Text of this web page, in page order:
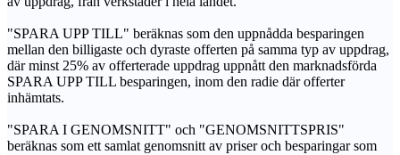
"SPARA UPP TILL" beräknas som den uppnådda besparingen
mellan den billigaste och dyraste offerten på samma typ av uppdrag,
där minst 25% av offerterade uppdrag uppnått den marknadsförda
SPARA UPP TILL besparingen, inom den radie där offerter
inhämtats.
"SPARA I GENOMSNITT" och "GENOMSNITTSPRIS"
beräknas som ett samlat genomsnitt av priser och besparingar som